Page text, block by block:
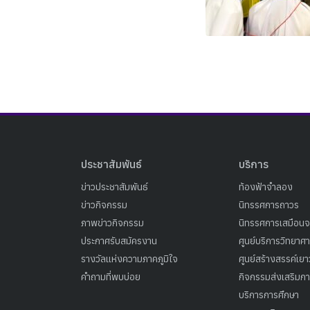
ประชาสัมพันธ์
ข่าวประชาสัมพันธ์
ข่าวกิจกรรม
ภาพข่าวกิจกรรม
ประกาศรับสมัครงาน
รางวัลแห่งความภาคภูมิใจ
คำถามที่พบบ่อย
บริการ
ท้องฟ้าจำลอง
นิทรรศการถาวร
นิทรรศการเสมือน
ศูนย์บริการวิทยาศ
ศูนย์สร้างสรรค์เย
กิจกรรมส่งเสริมก
บริการการศึกษา